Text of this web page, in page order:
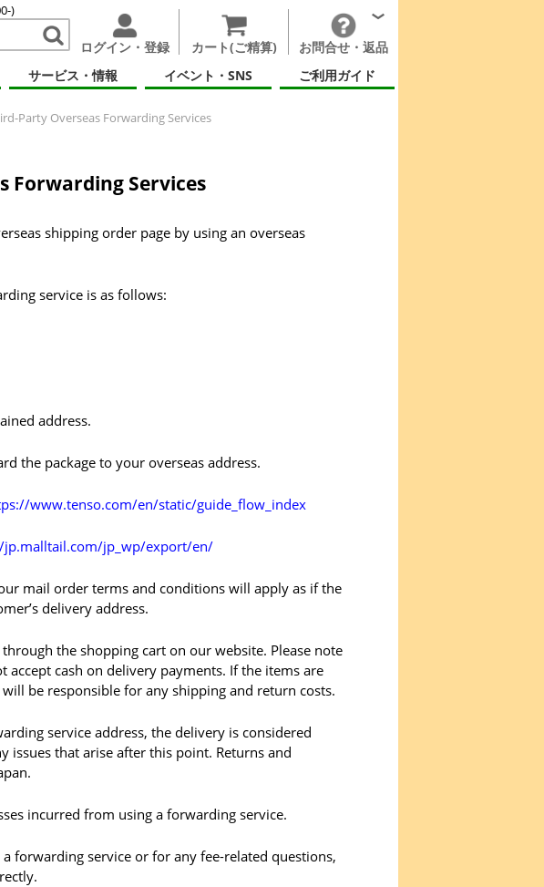
)
ログイン・登録 カート(ご精算)
お問合せ・返品
サービス・情報 イベント・SNS ご利用ガイド
Party Overseas Forwarding Services
Forwarding Services
shipping order page by using an overseas
service is as follows:
address.
the package to your overseas address.
www.tenso.com/en/static/guide_flow_index
jp.malltail.com/jp_wp/export/en/
mail order terms and conditions will apply as if the
delivery address.
the shopping cart on our website. Please note
cash on delivery payments. If the items are
be responsible for any shipping and return costs.
service address, the delivery is considered
issues that arise after this point. Returns and
incurred from using a forwarding service.
forwarding service or for any fee-related questions,